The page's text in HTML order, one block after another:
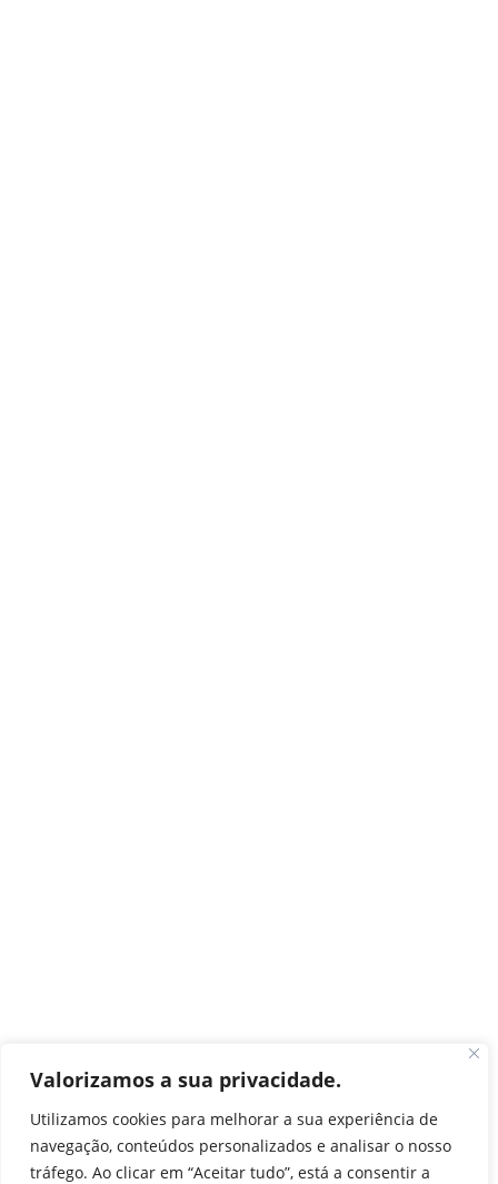
Valorizamos a sua privacidade.
Utilizamos cookies para melhorar a sua experiência de
navegação, conteúdos personalizados e analisar o nosso
tráfego. Ao clicar em “Aceitar tudo”, está a consentir a